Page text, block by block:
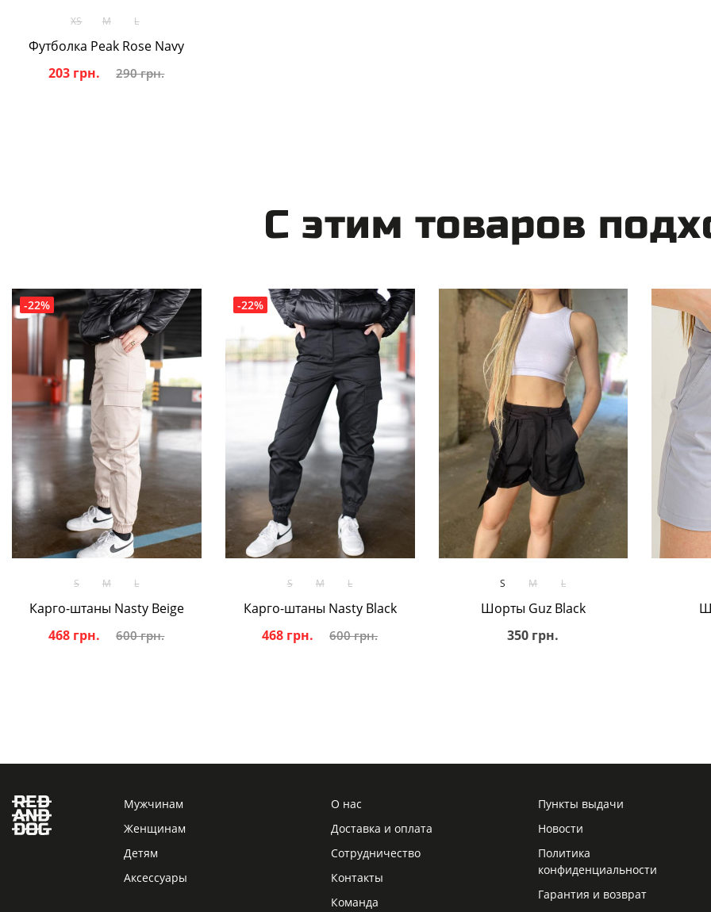
XS M L
Футболка Peak Rose Navy
203 грн.
290 грн.
С этим товаров
-22%
S M L
Карго-штаны Nasty Beige
468 грн.
600 грн.
-22%
S M L
Карго-штаны Nasty Black
468 грн.
600 грн.
S M L
Шорты Guz Black
350 грн.
Мужчинам
Женщинам
Детям
Аксессуары
О нас
Доставка и оплата
Сотрудничество
Контакты
Команда
Пункты выдачи
Новости
Политика
конфиденциальности
Гарантия и возврат